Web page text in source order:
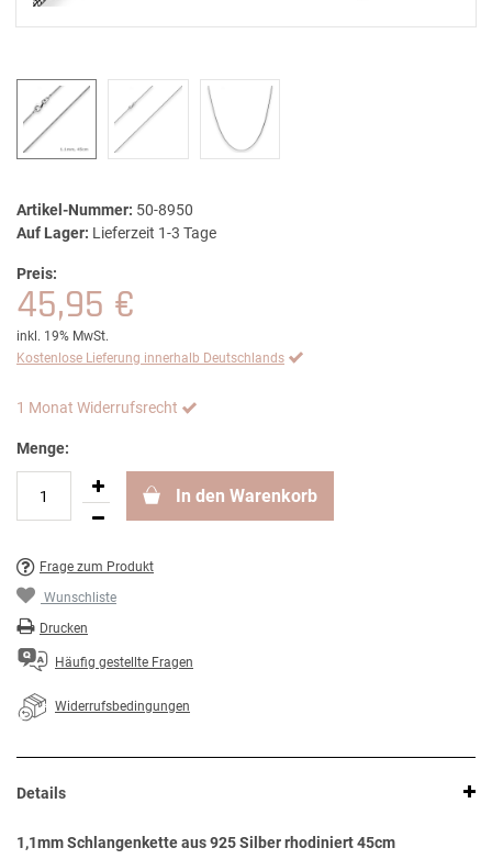
Artikel-Nummer: 50-8950
Auf Lager: Lieferzeit 1-3 Tage
Preis:
45,95 €
inkl. 19% MwSt.
Kostenlose Lieferung innerhalb Deutschlands
1 Monat Widerrufsrecht
Menge:
In den Warenkorb
Frage zum Produkt
Wunschliste
Drucken
Häufig gestellte Fragen
Widerrufsbedingungen
Details
1,1mm Schlangenkette aus 925 Silber rhodiniert 45cm